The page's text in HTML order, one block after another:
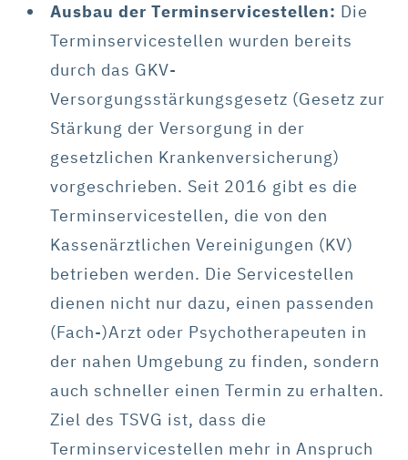
Ausbau der Terminservicestellen: Die
Terminservicestellen wurden bereits
durch das GKV-
Versorgungsstärkungsgesetz (Gesetz zur
Stärkung der Versorgung in der
gesetzlichen Krankenversicherung)
vorgeschrieben. Seit 2016 gibt es die
Terminservicestellen, die von den
Kassenärztlichen Vereinigungen (KV)
betrieben werden. Die Servicestellen
dienen nicht nur dazu, einen passenden
(Fach-)Arzt oder Psychotherapeuten in
der nahen Umgebung zu finden, sondern
auch schneller einen Termin zu erhalten.
Ziel des TSVG ist, dass die
Terminservicestellen mehr in Anspruch